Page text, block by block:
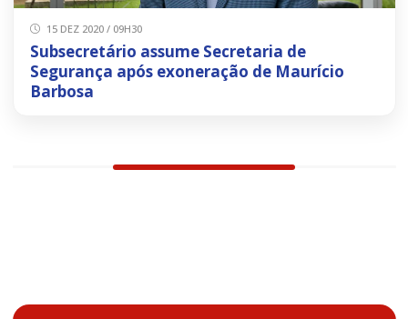
15 DEZ 2020 / 09H30
Subsecretário assume Secretaria de
Segurança após exoneração de Maurício
Barbosa